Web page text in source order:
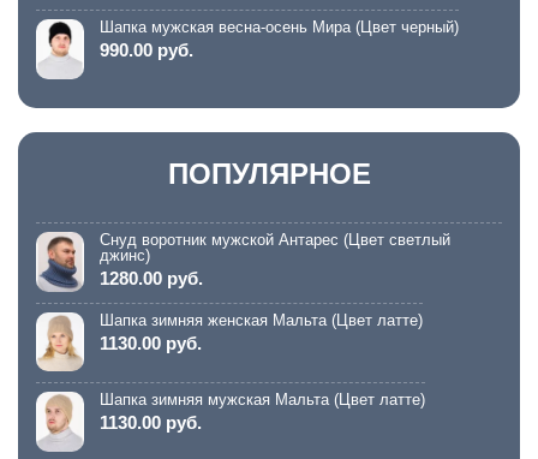
Шапка мужская весна-осень Мира (Цвет черный)
990.00 руб.
ПОПУЛЯРНОЕ
Снуд воротник мужской Антарес (Цвет светлый
джинс)
1280.00 руб.
Шапка зимняя женская Мальта (Цвет латте)
1130.00 руб.
Шапка зимняя мужская Мальта (Цвет латте)
1130.00 руб.